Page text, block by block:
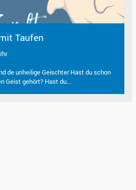
Taufen
de unheilige Geischter Hast du schon
Geist gehört? Hast du...